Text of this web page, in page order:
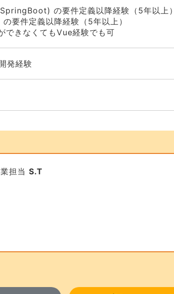
の要件定義以降経験（5年以上
の要件定義以降経験（5年以上）
できなくてもVue経験でも可
発経験
担当 S.T